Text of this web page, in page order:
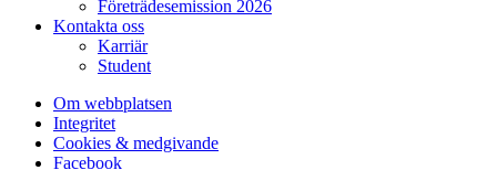
Företrädesemission 2026
Kontakta oss
Karriär
Student
Om webbplatsen
Integritet
Cookies & medgivande
Facebook